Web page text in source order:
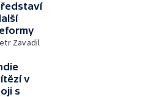
Zavadil
v
s